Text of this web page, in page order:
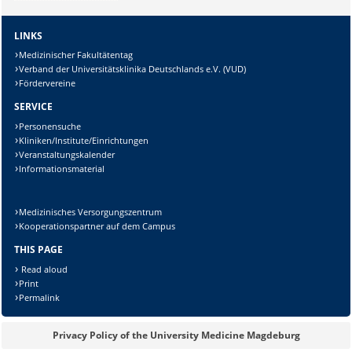
Lösung:
LINKS
Medizinischer Fakultätentag
Verband der Universitätsklinika Deutschlands e.V. (VUD)
Fördervereine
SERVICE
Personensuche
Kliniken/Institute/Einrichtungen
Veranstaltungskalender
Informationsmaterial
Medizinisches Versorgungszentrum
Kooperationspartner auf dem Campus
THIS PAGE
Read aloud
Print
Permalink
Privacy Policy of the University Medicine Magdeburg